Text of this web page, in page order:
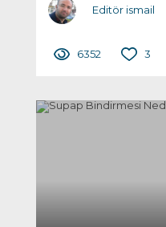
Editör ismail
6352 3